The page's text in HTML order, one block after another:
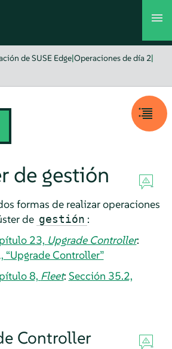
de SUSE Edge|Operaciones de día 2|
de gestión
formas de realizar operaciones
de gestión :
23, Upgrade Controller:
“Upgrade Controller”
8, Fleet: Sección 35.2,
Controller